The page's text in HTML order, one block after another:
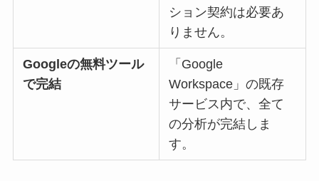
ション契約は必要あ
りません。
Googleの無料ツール
で完結
「Google
Workspace」の既存
サービス内で、全て
の分析が完結しま
す。